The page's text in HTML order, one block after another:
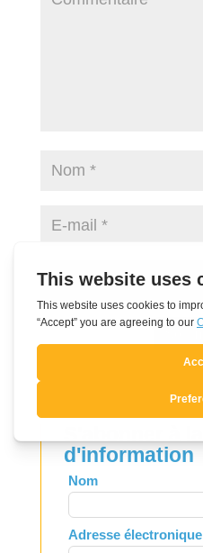
d'information
Leave
this
field
blank
Nom
Adresse électronique